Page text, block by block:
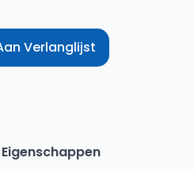
Verlanglijst
Eigenschappen